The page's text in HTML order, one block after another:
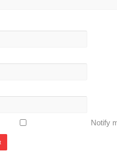
Notify